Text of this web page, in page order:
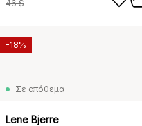
46 $
Σε απόθεμα
Lene Bjerre
-18%